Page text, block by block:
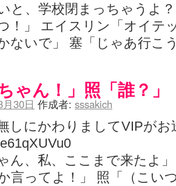
と、学校閉まっちゃうよ
！」 エイスリン「オイテ
ないで」 塞「じゃあ行
ゃん！」照「誰？」
30日 作成者: sssakich
しにかわりましてVIPがお
ん、私、ここまで来たよ
言ってよ！」 照「（こい